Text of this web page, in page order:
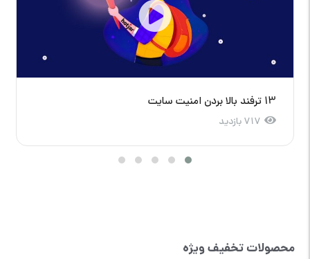
13 ترفند بالا بردن امنیت سایت
717 بازدید
محصولات تخفیف ویژه